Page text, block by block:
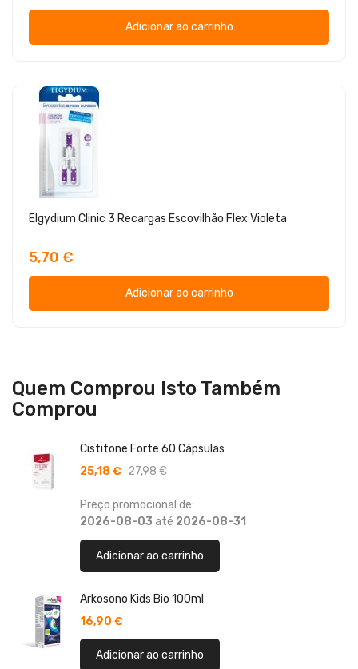
Adicionar ao carrinho
Elgydium Clinic 3 Recargas Escovilhão Flex Violeta
5,70 €
Adicionar ao carrinho
Quem Comprou Isto Também
Comprou
Cistitone Forte 60 Cápsulas
25,18 € 27,98 €
Preço promocional de:
2026-08-03 até 2026-08-31
Adicionar ao carrinho
Arkosono Kids Bio 100ml
16,90 €
Adicionar ao carrinho